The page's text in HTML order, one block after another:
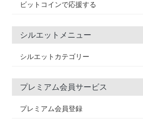
ビットコインで応援する
シルエットメニュー
シルエットカテゴリー
プレミアム会員サービス
プレミアム会員登録